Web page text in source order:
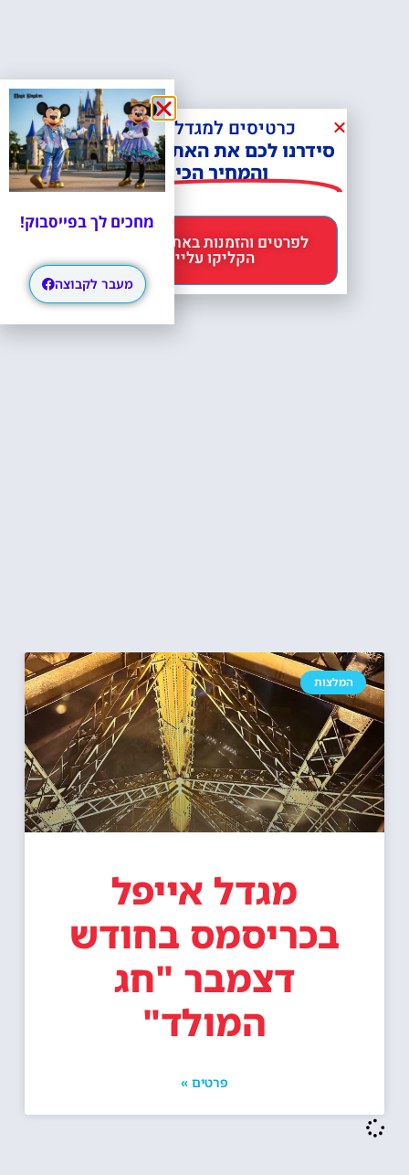
המלצות
מגדל אייפל
בכריסמס בחודש
דצמבר "חג
המולד"
פרטים »
כרטיסים למגדל אייפל?
סידרנו לכם את האתר הכי אמין -
והמחיר הכי זול!
הקליקו עליי 😊
מחכים לך בפייסבוק!
מעבר לקבוצה